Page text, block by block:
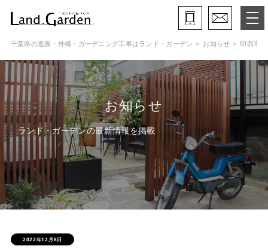
ランド・ガーデンとは
モデルガーデン
施工事例
保証と約束・ご理解いただきたい事
施工の流れ
よくある質問
会社概要
千葉県の造園・外構・ガーデニング工事はランド・ガーデン お知らせ 印西市 T
お知らせ
ランド・ガーデンの最新情報を掲載
2022年12月8日